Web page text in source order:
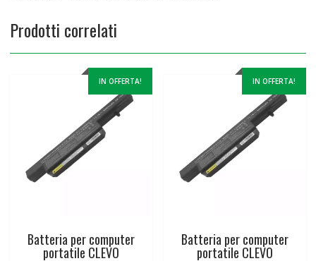
Prodotti correlati
IN OFFERTA!
Batteria per computer
portatile CLEVO
IN OFFERTA!
Batteria per computer
portatile CLEVO